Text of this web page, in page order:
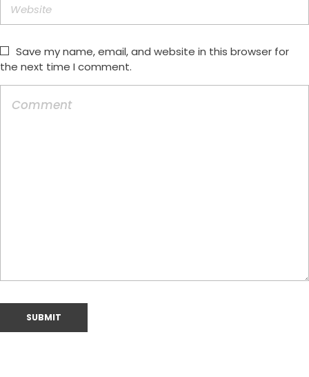
Save my name, email, and website in this browser for
the next time I comment.